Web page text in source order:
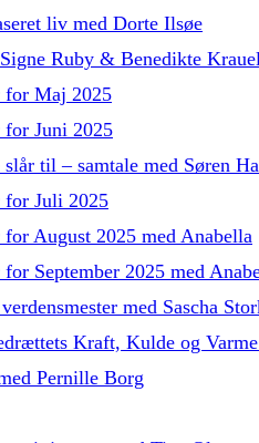
liv med Dorte Ilsøe
Ruby & Benedikte
for Maj 2025
for Juni 2025
til – samtale med Søren
for Juli 2025
August 2025 med Anabella
September 2025 med
med Sascha
Kraft, Kulde og
Pernille Borg